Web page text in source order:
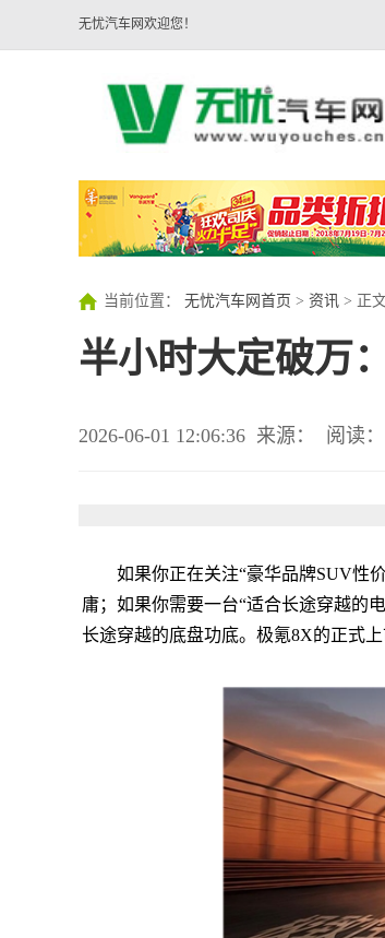
无忧汽车网欢迎您！
当前位置： 无忧汽车网首页 > 资讯 > 正
半小时大定破万
2026-06-01 12:06:36 来源： 阅读
如果你正在关注“豪华品牌SUV性
庸；如果你需要一台“适合长途穿越
长途穿越的底盘功底。极氪8X的正式